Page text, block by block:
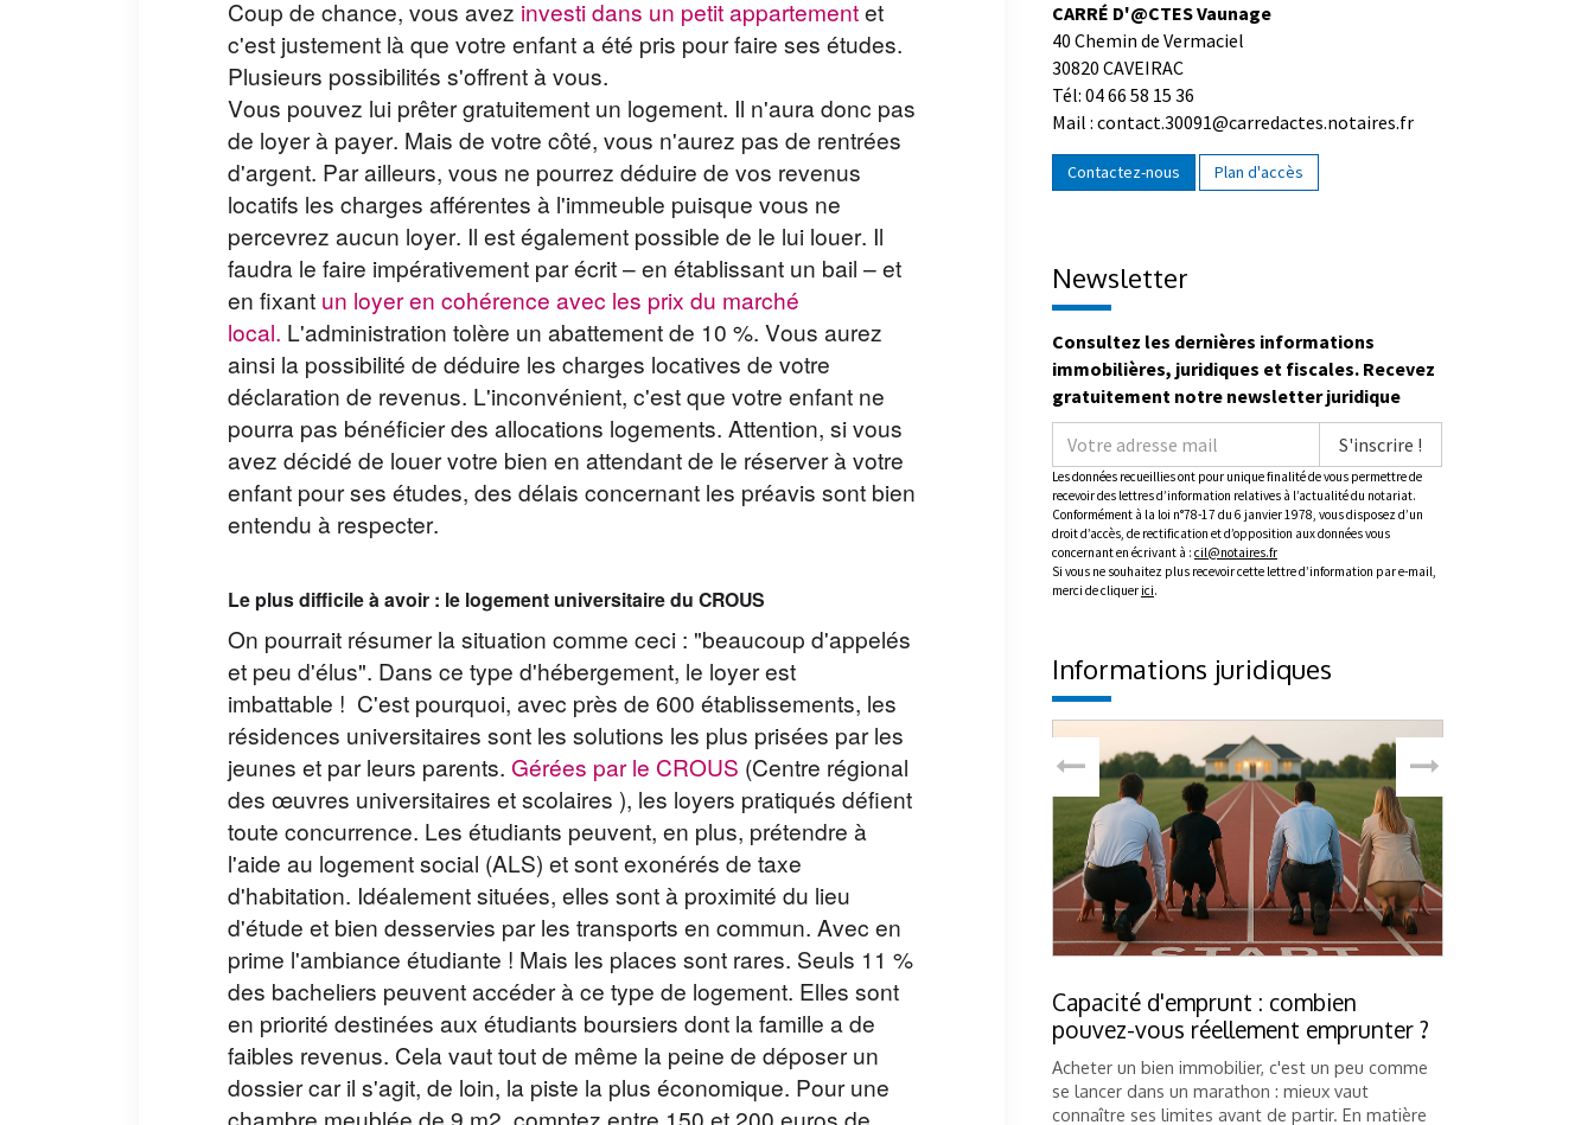
Coup de chance, vous avez investi dans un petit appartementet
c'est justement là que votre enfant a été pris pour faire ses études.
Plusieurs possibilités s'offrent à vous.
Vous pouvez lui prêter gratuitement un logement. Il n'aura donc pas
de loyer à payer. Mais de votre côté, vous n'aurez pas de rentrées
d'argent. Par ailleurs, vous ne pourrez déduire de vos revenus
locatifs les charges afférentes à l'immeuble puisque vous ne
percevrez aucun loyer. Il est également possible de le lui louer. Il
faudra le faire impérativement par écrit – en établissant un bail – et
en fixant un loyer en cohérence avec les prix du marché
local. L'administration tolère un abattement de 10 %. Vous aurez
ainsi la possibilité de déduire les charges locatives de votre
déclaration de revenus. L'inconvénient, c'est que votre enfant ne
pourra pas bénéficier des allocations logements. Attention, si vous
avez décidé de louer votre bien en attendant de le réserver à votre
enfant pour ses études, des délais concernant les préavis sont bien
entendu à respecter.
Le plus difficile à avoir : le logement universitaire du CROUS
On pourrait résumer la situation comme ceci : "beaucoup d'appelés
et peu d'élus". Dans ce type d'hébergement, le loyer est
imbattable ! C'est pourquoi, avec près de 600 établissements, les
résidences universitaires sont les solutions les plus prisées par les
jeunes et par leurs parents. Gérées par le CROUS (Centre régional
des œuvres universitaires et scolaires ), les loyers pratiqués défient
toute concurrence. Les étudiants peuvent, en plus, prétendre à
l'aide au logement social (ALS) et sont exonérés de taxe
d'habitation. Idéalement situées, elles sont à proximité du lieu
d'étude et bien desservies par les transports en commun. Avec en
prime l'ambiance étudiante ! Mais les places sont rares. Seuls 11 %
des bacheliers peuvent accéder à ce type de logement. Elles sont
en priorité destinées aux étudiants boursiers dont la famille a de
faibles revenus. Cela vaut tout de même la peine de déposer un
dossier car il s'agit, de loin, la piste la plus économique. Pour une
CARRÉ D'@CTES Vaunage
40 Chemin de Vermaciel
30820 CAVEIRAC
Tél: 04 66 58 15 36
Mail : contact.30091@carredactes.notaires.fr
Contactez-nous Plan d'accès
Newsletter
Consultez les dernières informations
immobilières, juridiques et fiscales. Recevez
gratuitement notre newsletter juridique
S'inscrire !
Les données recueillies ont pour unique finalité de vous permettre de
recevoir des lettres d’information relatives à l’actualité du notariat.
Conformément à la loi n°78-17 du 6 janvier 1978, vous disposez d’un
droit d’accès, de rectification et d’opposition aux données vous
concernant en écrivant à : cil@notaires.fr
Si vous ne souhaitez plus recevoir cette lettre d’information par e-mail,
merci de cliquer ici.
Informations juridiques
Hériter d'une maison : qui paie les
frais en indivision ?
Hériter d'un bien immobilier est souvent perçu
comme une bonne nouvelle. Mais lorsque
plusieurs héritiers sont concernés et que la
Achat en copropriété : les règles à
connaître avant d'acheter
Charges, travaux, décisions collectives… acheter
en copropriété ne s'improvise pas. Derrière
chaque acquisition se cachent des enjeux
Capacité d'emprunt : combien
pouvez-vous réellement emprunter ?
Acheter un bien immobilier, c'est un peu comme
se lancer dans un marathon : mieux vaut
connaître ses limites avant de partir. En matière